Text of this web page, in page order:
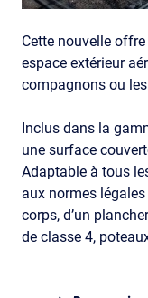
Cette nouvelle offre
espace extérieur
compagnons ou
Inclus dans la
une surface
Adaptable à tous
aux normes
corps, d’un
de classe 4,